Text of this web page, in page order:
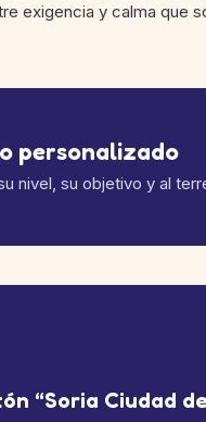
exigencia y calma que
personalizado
nivel, su objetivo y al
“Soria Ciudad